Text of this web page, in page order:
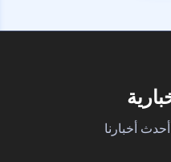
أخبارنا